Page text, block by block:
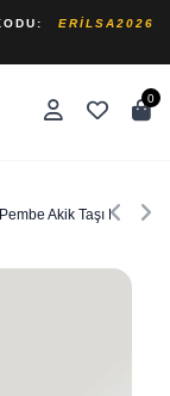
ERILSA2026
0
Akik Taşı Kolye -